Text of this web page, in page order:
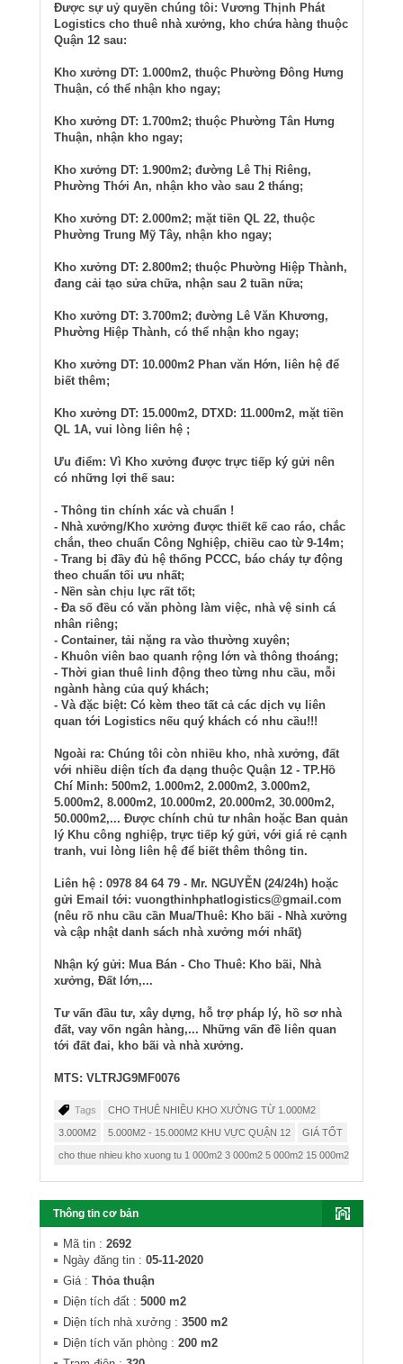
Được sự uỷ quyền chúng tôi: Vương Thịnh Phát
Logistics cho thuê nhà xưởng, kho chứa hàng thuộc
Quận 12 sau:
Kho xưởng DT: 1.000m2, thuộc Phường Đông Hưng
Thuận, có thể nhận kho ngay;
Kho xưởng DT: 1.700m2; thuộc Phường Tân Hưng
Thuận, nhận kho ngay;
Kho xưởng DT: 1.900m2; đường Lê Thị Riêng,
Phường Thới An, nhận kho vào sau 2 tháng;
Kho xưởng DT: 2.000m2; mặt tiền QL 22, thuộc
Phường Trung Mỹ Tây, nhận kho ngay;
Kho xưởng DT: 2.800m2; thuộc Phường Hiệp Thành,
đang cải tạo sửa chữa, nhận sau 2 tuần nữa;
Kho xưởng DT: 3.700m2; đường Lê Văn Khương,
Phường Hiệp Thành, có thể nhận kho ngay;
Kho xưởng DT: 10.000m2 Phan văn Hớn, liên hệ để
biết thêm;
Kho xưởng DT: 15.000m2, DTXD: 11.000m2, mặt tiền
QL 1A, vui lòng liên hệ ;
Ưu điểm: Vì Kho xưởng được trực tiếp ký gửi nên
có những lợi thế sau:
- Thông tin chính xác và chuẩn !
- Nhà xưởng/Kho xưởng được thiết kế cao ráo, chắc
chắn, theo chuẩn Công Nghiệp, chiều cao từ 9-14m;
- Trang bị đầy đủ hệ thống PCCC, báo cháy tự động
theo chuẩn tối ưu nhất;
- Nền sàn chịu lực rất tốt;
- Đa số đều có văn phòng làm việc, nhà vệ sinh cá
nhân riêng;
- Container, tải nặng ra vào thường xuyên;
- Khuôn viên bao quanh rộng lớn và thông thoáng;
- Thời gian thuê linh động theo từng nhu cầu, mỗi
ngành hàng của quý khách;
- Và đặc biệt: Có kèm theo tất cả các dịch vụ liên
quan tới Logistics nếu quý khách có nhu cầu!!!
Ngoài ra: Chúng tôi còn nhiều kho, nhà xưởng, đất
với nhiều diện tích đa dạng thuộc Quận 12 - TP.Hồ
Chí Minh: 500m2, 1.000m2, 2.000m2, 3.000m2,
5.000m2, 8.000m2, 10.000m2, 20.000m2, 30.000m2,
50.000m2,... Được chính chủ tư nhân hoặc Ban quản
lý Khu công nghiệp, trực tiếp ký gửi, với giá rẻ cạnh
tranh, vui lòng liên hệ để biết thêm thông tin.
Liên hệ : 0978 84 64 79 - Mr. NGUYỄN (24/24h) hoặc
gửi Email tới: vuongthinhphatlogistics@gmail.com
(nêu rõ nhu cầu cần Mua/Thuê: Kho bãi - Nhà xưởng
và cập nhật danh sách nhà xưởng mới nhất)
Nhận ký gửi: Mua Bán - Cho Thuê: Kho bãi, Nhà
xưởng, Đất lớn,...
Tư vấn đầu tư, xây dựng, hỗ trợ pháp lý, hồ sơ nhà
đất, vay vốn ngân hàng,... Những vấn đề liên quan
tới đất đai, kho bãi và nhà xưởng.
MTS: VLTRJG9MF0076
Tags CHO THUÊ NHIỀU KHO XƯỞNG TỪ 1.000M2
3.000M2 5.000M2 - 15.000M2 KHU VỰC QUẬN 12 GIÁ TỐT
cho thue nhieu kho xuong tu 1 000m2 3 000m2 5 000m2 15 000m2 khu vuc
Thông tin cơ bản
Mã tin : 2692
Ngày đăng tin : 05-11-2020
Giá: Thỏa thuận
Diện tích đất : 5000 m2
Diện tích nhà xưởng : 3500 m2
Diện tích văn phòng : 200 m2